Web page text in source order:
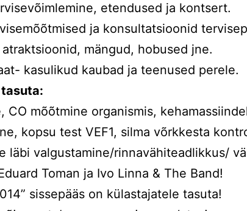
etendused ja kontsert.
ja konsultatsioonid
mängud, hobused jne.
kasulikud kaubad ja teenused perele.
CO mõõtmine organismis,
kopsu test VEF1, silma võrkkesta
läbi valgustamine/rinnavähiteadlikkus/
Toman ja Ivo Linna & The Band!
sissepääs on külastajatele tasuta!